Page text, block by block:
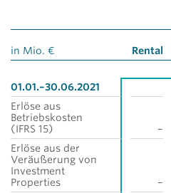
in Mio. € Rental
01.01.–30.06.2021
Erlöse aus
Betriebskosten
(IFRS 15)
–
Erlöse aus der
Veräußerung von
Investment
Properties
–